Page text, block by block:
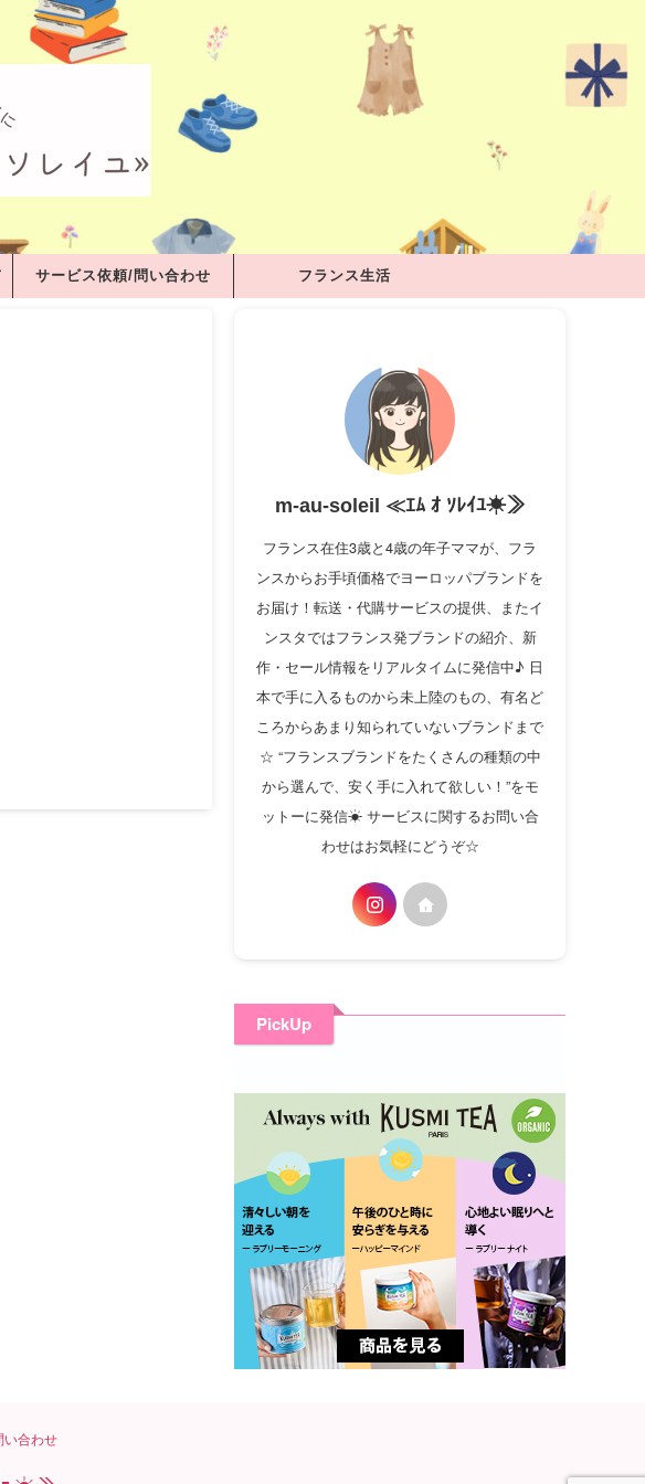
サービス依頼/問い合わせ フランス生活
m-au-soleil ≪ｴﾑ ｵ ｿﾚｲﾕ☀≫
フランス在住3歳と4歳の年子ママが、フラ
ンスからお手頃価格でヨーロッパブランドを
お届け！転送・代購サービスの提供、またイ
ンスタではフランス発ブランドの紹介、新
作・セール情報をリアルタイムに発信中♪ 日
本で手に入るものから未上陸のもの、有名ど
ころからあまり知られていないブランドまで
☆ “フランスブランドをたくさんの種類の中
から選んで、安く手に入れて欲しい！”をモ
ットーに発信☀ サービスに関するお問い合
わせはお気軽にどうぞ☆
PickUp
い合わせ